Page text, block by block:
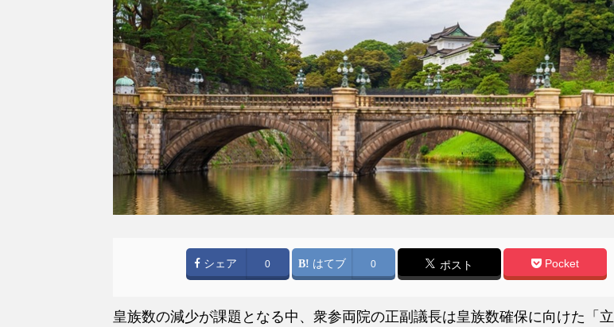
シェア 0 はてブ 0 ポスト Pocket
皇族数の減少が課題となる中、衆参両院の正副議長は皇族数確保に向けた「立